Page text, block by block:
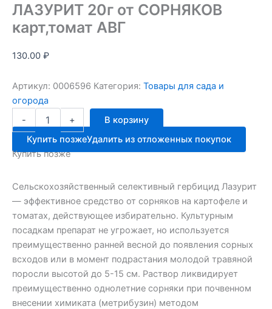
ЛАЗУРИТ 20г от СОРНЯКОВ
карт,томат АВГ
130.00 ₽
Артикул: 0006596 Категория: Товары для сада и
огорода
-
Количество
товара
ЛАЗУРИТ
20г
от
карт,томат
АВГ
+
В корзину
Купить позжеУдалить из отложенных покупок
Купить позже
Сельскохозяйственный селективный гербицид Лазурит
— эффективное средство от сорняков на картофеле и
томатах, действующее избирательно. Культурным
посадкам препарат не угрожает, но используется
преимущественно ранней весной до появления сорных
всходов или в момент подрастания молодой травяной
поросли высотой до 5-15 см. Раствор ликвидирует
преимущественно однолетние сорняки при почвенном
внесении химиката (метрибузин) методом